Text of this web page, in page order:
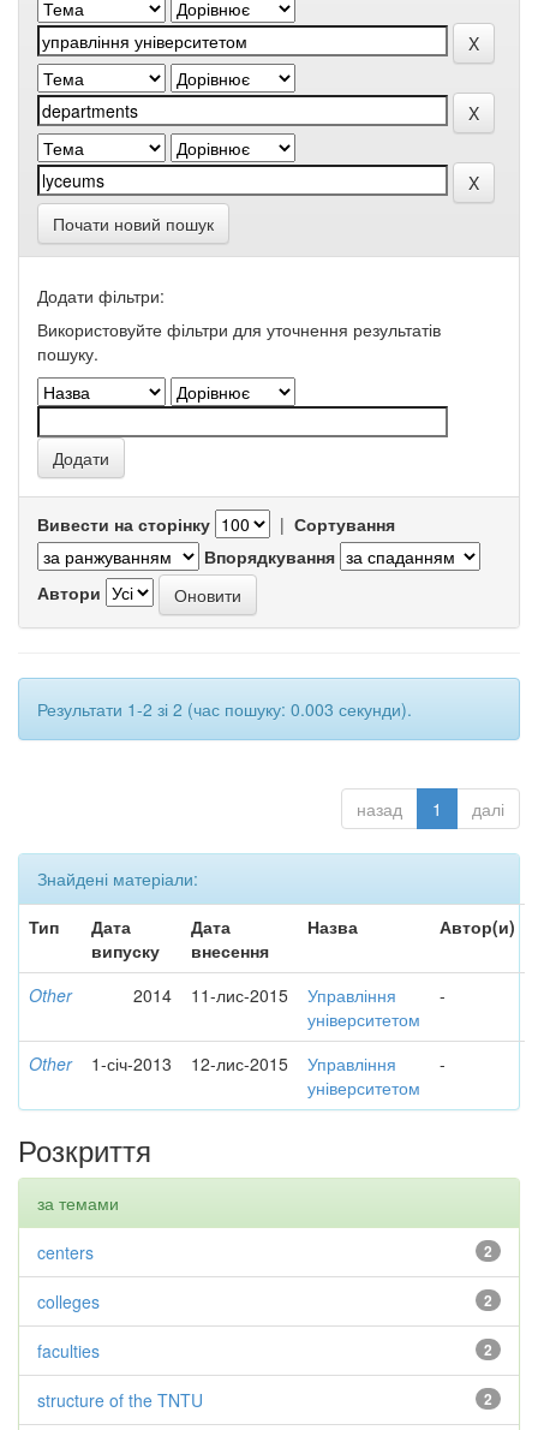
Почати новий пошук
Додати фільтри:
Використовуйте фільтри для уточнення результатів
пошуку.
Вивести на сторінку | Сортування
Впорядкування
Автори
Результати 1-2 зі 2 (час пошуку: 0.003 секунди).
назад 1 далі
Знайдені матеріали:
Тип
Дата
випуску
Дата
внесення
Назва Автор(и)
Other 2014 11-лис-2015
Управління
університетом
-
Other 1-січ-2013 12-лис-2015
Управління
університетом
-
Розкриття
за темами
2
centers
2
colleges
2
faculties
2
structure of the TNTU